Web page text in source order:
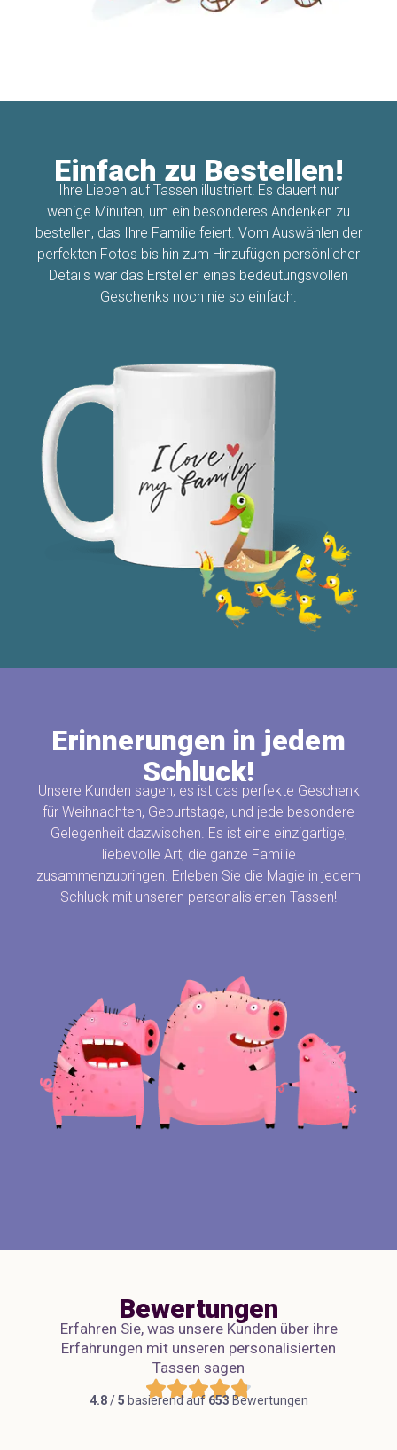
Einfach zu Bestellen!
Ihre Lieben auf Tassen illustriert! Es dauert nur
wenige Minuten, um ein besonderes Andenken zu
bestellen, das Ihre Familie feiert. Vom Auswählen der
perfekten Fotos bis hin zum Hinzufügen persönlicher
Details war das Erstellen eines bedeutungsvollen
Geschenks noch nie so einfach.
Erinnerungen in jedem
Schluck!
Unsere Kunden sagen, es ist das perfekte Geschenk
für Weihnachten, Geburtstage, und jede besondere
Gelegenheit dazwischen. Es ist eine einzigartige,
liebevolle Art, die ganze Familie
zusammenzubringen. Erleben Sie die Magie in jedem
Schluck mit unseren personalisierten Tassen!
Bewertungen
Erfahren Sie, was unsere Kunden über ihre
Erfahrungen mit unseren personalisierten
Tassen sagen

4.8/5 basierend auf 653 Bewertungen